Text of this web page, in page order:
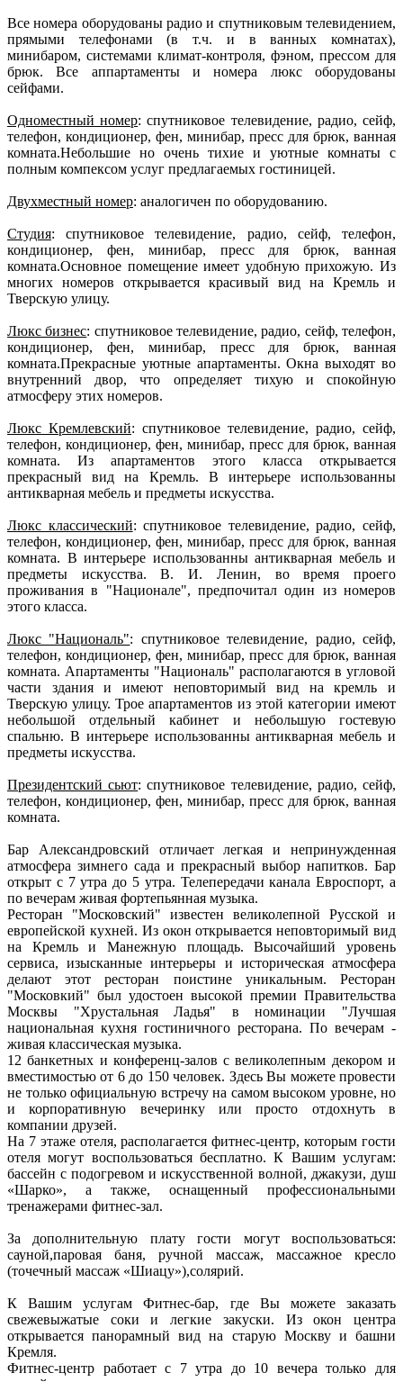
Все номера оборудованы радио и спутниковым телевидением,
прямыми телефонами (в т.ч. и в ванных комнатах),
минибаром, системами климат-контроля, фэном, прессом для
брюк. Все аппартаменты и номера люкс оборудованы
сейфами.
Одноместный номер: спутниковое телевидение, радио, сейф,
телефон, кондиционер, фен, минибар, пресс для брюк, ванная
комната.Небольшие но очень тихие и уютные комнаты с
полным компексом услуг предлагаемых гостиницей.
Двухместный номер: аналогичен по оборудованию.
Студия: спутниковое телевидение, радио, сейф, телефон,
кондиционер, фен, минибар, пресс для брюк, ванная
комната.Основное помещение имеет удобную прихожую. Из
многих номеров открывается красивый вид на Кремль и
Тверскую улицу.
Люкс бизнес: спутниковое телевидение, радио, сейф, телефон,
кондиционер, фен, минибар, пресс для брюк, ванная
комната.Прекрасные уютные апартаменты. Окна выходят во
внутренний двор, что определяет тихую и спокойную
атмосферу этих номеров.
Люкс Кремлевский: спутниковое телевидение, радио, сейф,
телефон, кондиционер, фен, минибар, пресс для брюк, ванная
комната. Из апартаментов этого класса открывается
прекрасный вид на Кремль. В интерьере использованны
антикварная мебель и предметы искусства.
Люкс классический: спутниковое телевидение, радио, сейф,
телефон, кондиционер, фен, минибар, пресс для брюк, ванная
комната. В интерьере использованны антикварная мебель и
предметы искусства. В. И. Ленин, во время проего
проживания в "Национале", предпочитал один из номеров
этого класса.
Люкс "Националь": спутниковое телевидение, радио, сейф,
телефон, кондиционер, фен, минибар, пресс для брюк, ванная
комната. Апартаменты "Националь" располагаются в угловой
части здания и имеют неповторимый вид на кремль и
Тверскую улицу. Трое апартаментов из этой категории имеют
небольшой отдельный кабинет и небольшую гостевую
спальню. В интерьере использованны антикварная мебель и
предметы искусства.
Президентский сьют: спутниковое телевидение, радио, сейф,
телефон, кондиционер, фен, минибар, пресс для брюк, ванная
комната.
Бар Александровский отличает легкая и непринужденная
атмосфера зимнего сада и прекрасный выбор напитков. Бар
открыт с 7 утра до 5 утра. Телепередачи канала Евроспорт, а
по вечерам живая фортепьянная музыка.
Ресторан "Московский" известен великолепной Русской и
европейской кухней. Из окон открывается неповторимый вид
на Кремль и Манежную площадь. Высочайший уровень
сервиса, изысканные интерьеры и историческая атмосфера
делают этот ресторан поистине уникальным. Ресторан
"Московкий" был удостоен высокой премии Правительства
Москвы "Хрустальная Ладья" в номинации "Лучшая
национальная кухня гостиничного ресторана. По вечерам -
живая классическая музыка.
12 банкетных и конференц-залов с великолепным декором и
вместимостью от 6 до 150 человек. Здесь Вы можете провести
не только официальную встречу на самом высоком уровне, но
и корпоративную вечеринку или просто отдохнуть в
компании друзей.
На 7 этаже отеля, располагается фитнес-центр, которым гости
отеля могут воспользоваться бесплатно. К Вашим услугам:
бассейн с подогревом и искусственной волной, джакузи, душ
«Шарко», а также, оснащенный профессиональными
тренажерами фитнес-зал.
За дополнительную плату гости могут воспользоваться:
сауной,паровая баня, ручной массаж, массажное кресло
(точечный массаж «Шиацу»),солярий.
К Вашим услугам Фитнес-бар, где Вы можете заказать
свежевыжатые соки и легкие закуски. Из окон центра
открывается панорамный вид на старую Москву и башни
Кремля.
Фитнес-центр работает с 7 утра до 10 вечера только для